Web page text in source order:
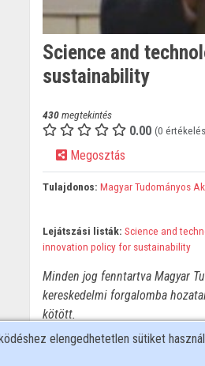
Science and
sustainability
430megtekintés
0.00 (0
Megosztás
Tulajdonos: Magyar Tudományos
Lejátszási listák: Science and
innovation policy for sustainability
Minden jog fenntartva Magyar
kereskedelmi forgalomba
kötött.
elengedhetetlen sütiket